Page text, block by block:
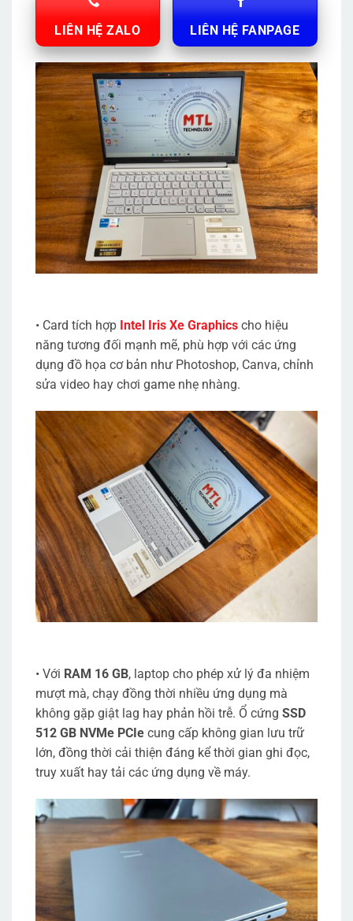
LIÊN HỆ ZALO LIÊN HỆ FANPAGE
• Card tích hợp Intel Iris Xe Graphics cho hiệu
năng tương đối mạnh mẽ, phù hợp với các ứng
dụng đồ họa cơ bản như Photoshop, Canva, chỉnh
sửa video hay chơi game nhẹ nhàng.
• Với RAM 16 GB, laptop cho phép xử lý đa nhiệm
mượt mà, chạy đồng thời nhiều ứng dụng mà
không gặp giật lag hay phản hồi trễ. Ổ cứng SSD
512 GB NVMe PCIe cung cấp không gian lưu trữ
lớn, đồng thời cải thiện đáng kể thời gian ghi đọc,
truy xuất hay tải các ứng dụng về máy.